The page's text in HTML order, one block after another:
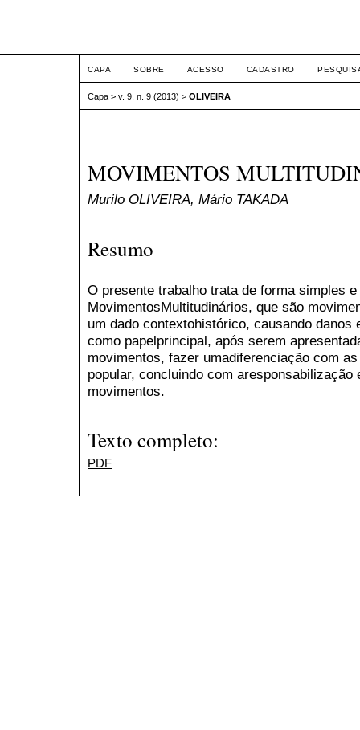
CAPA SOBRE ACESSO CADASTRO
Capa > v. 9, n. 9 (2013) > OLIVEIRA
MOVIMENTOS
Murilo OLIVEIRA, Mário TAKADA
Resumo
O presente trabalho trata de forma simples
MovimentosMultitudinários, que são
um dado contextohistórico, causando danos
como papelprincipal, após serem
movimentos, fazer umadiferenciação com
popular, concluindo com
movimentos.
Texto completo:
PDF